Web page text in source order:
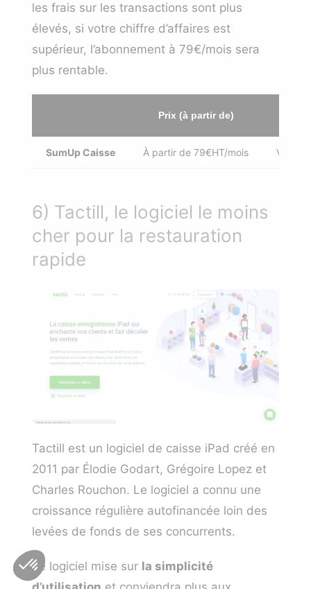
les frais sur les transactions sont plus
élevés, si votre chiffre d’affaires est
supérieur, l’abonnement à 79€/mois sera
plus rentable.
Prix (à partir de)
SumUp Caisse À partir de 79€HT/mois Voir
6) Tactill, le logiciel le moins
cher pour la restauration
rapide
Tactill est un logiciel de caisse iPad créé en
2011 par Élodie Godart, Grégoire Lopez et
Charles Rouchon. Le logiciel a connu une
croissance régulière autofinancée loin des
levées de fonds de ses concurrents.
Le logiciel mise sur la simplicité